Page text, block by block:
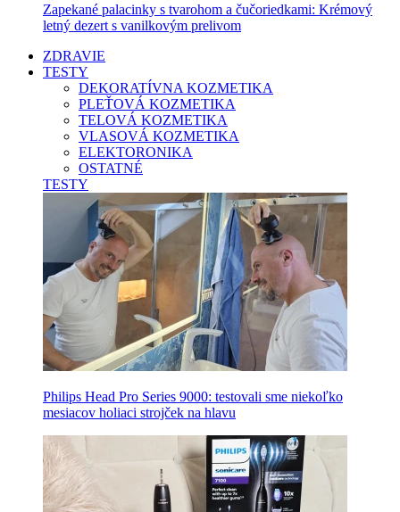
Zapekané palacinky s tvarohom a čučoriedkami: Krémový
letný dezert s vanilkovým prelivom
ZDRAVIE
TESTY
DEKORATÍVNA KOZMETIKA
PLEŤOVÁ KOZMETIKA
TELOVÁ KOZMETIKA
VLASOVÁ KOZMETIKA
ELEKTORONIKA
OSTATNÉ
TESTY
Philips Head Pro Series 9000: testovali sme niekoľko
mesiacov holiaci strojček na hlavu